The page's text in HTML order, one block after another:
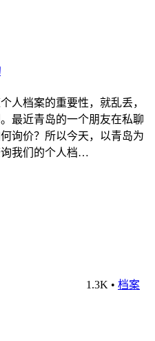
人档案的重要性，就乱丢，
最近青岛的一个朋友在私聊
询价？所以今天，以青岛为
我们的个人档…
1.3K • 档案